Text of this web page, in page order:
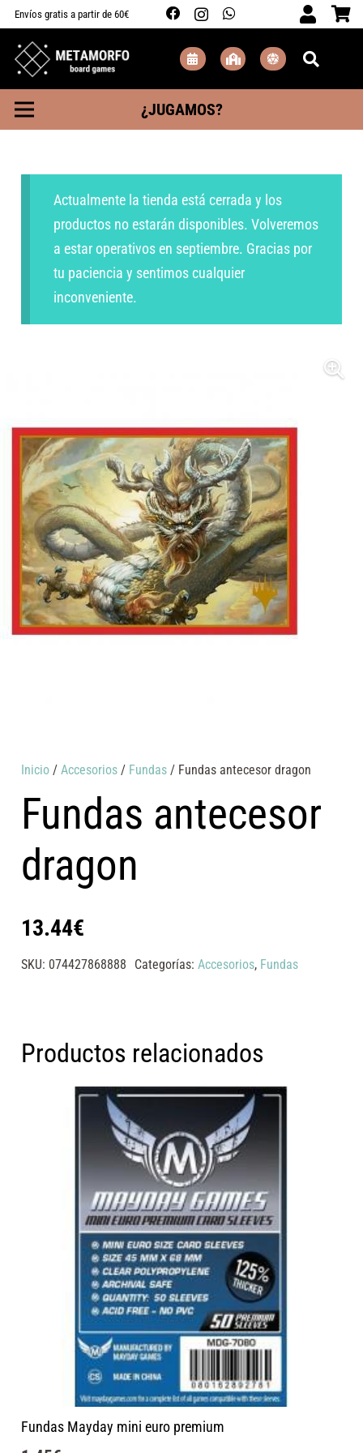
Envíos gratis a partir de 60€
¿JUGAMOS?
Actualmente la tienda está cerrada y los
productos no estarán disponibles. Volveremos
a estar operativos en septiembre. Gracias por
tu paciencia y sentimos cualquier
inconveniente.
Inicio /Accesorios / Fundas / Fundas antecesor dragon
Fundas antecesor
dragon
13.44€
SKU: 074427868888 Categorías: Accesorios, Fundas
Productos relacionados
Fundas Mayday mini euro premium